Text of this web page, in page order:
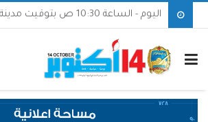
اليوم - الساعة 10:30 ص بتوقيت مدينة عدن